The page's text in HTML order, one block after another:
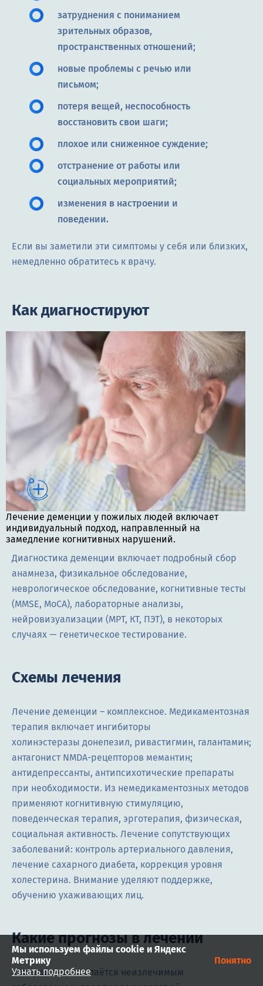
затруднения с пониманием
зрительных образов,
пространственных отношений;
новые проблемы с речью или
письмом;
потеря вещей, неспособность
восстановить свои шаги;
плохое или сниженное суждение;
отстранение от работы или
социальных мероприятий;
изменения в настроении и
поведении.
Если вы заметили эти симптомы у себя или близких,
немедленно обратитесь к врачу.
Как диагностируют
Лечение деменции у пожилых людей включает
индивидуальный подход, направленный на
замедление когнитивных нарушений.
Диагностика деменции включает подробный сбор
анамнеза, физикальное обследование,
неврологическое обследование, когнитивные тесты
(MMSE, MoCA), лабораторные анализы,
нейровизуализации (МРТ, КТ, ПЭТ), в некоторых
случаях — генетическое тестирование.
Схемы лечения
Лечение деменции – комплексное. Медикаментозная
терапия включает ингибиторы
холинэстеразы донепезил, ривастигмин, галантамин;
антагонист NMDA-рецепторов мемантин;
антидепрессанты, антипсихотические препараты
при необходимости. Из немедикаментозных методов
применяют когнитивную стимуляцию,
поведенческая терапия, эрготерапия, физическая,
социальная активность. Лечение сопутствующих
заболеваний: контроль артериального давления,
лечение сахарного диабета, коррекция уровня
холестерина. Внимание уделяют поддержке,
обучению ухаживающих лиц.
Какие прогнозы в лечении
Хотя деменция остаётся неизлечимым
Мы используем файлы cookie и Яндекс
Метрику
Узнать подробнее
Понятно